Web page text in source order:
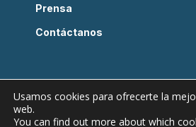
Prensa
Contáctanos
Usamos cookies para ofrecerte la
web.
You can find out more about which